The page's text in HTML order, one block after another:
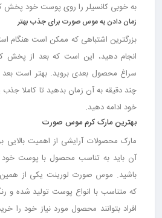
به خوبی کانسیلر را روی پوست خود پخش
زمان دادن به موس صورت برای جذب بهتر
بزرگترین اشتباهی که ممکن است هنگام
انجام دهید، این است که بعد از
سراغ محصول بعدی بروید. بهتر است بعد
چند دقیقه به آن زمان بدهید تا کاملا
خود ادامه دهید.
بهترین مارک کرم موس صورت
مارک محصولات آرایشی از اهمیت بالایی
آن باید به تناسب محصول با پوست
باشید. موس صورت لورینت یکی از
که متناسب با انواع پوست تولید شده و
افراد بتوانند محصول مورد نیاز خود را